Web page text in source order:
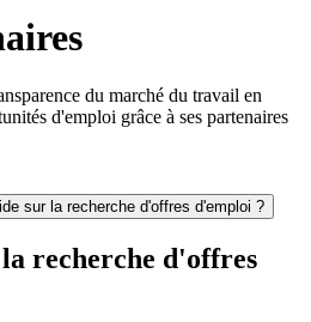
du marché du travail en
d'emploi grâce à ses partenaires
sur la recherche d'offres d'emploi ?
recherche d'offres